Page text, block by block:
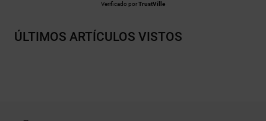
Verificado porTrustVille
ÚLTIMOS ARTÍCULOS VISTOS